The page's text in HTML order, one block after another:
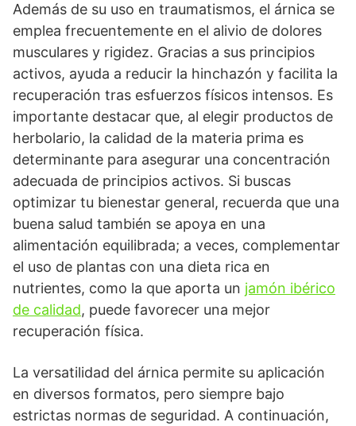
Además de su uso en traumatismos, el árnica se
emplea frecuentemente en el alivio de dolores
musculares y rigidez. Gracias a sus principios
activos, ayuda a reducir la hinchazón y facilita la
recuperación tras esfuerzos físicos intensos. Es
importante destacar que, al elegir productos de
herbolario, la calidad de la materia prima es
determinante para asegurar una concentración
adecuada de principios activos. Si buscas
optimizar tu bienestar general, recuerda que una
buena salud también se apoya en una
alimentación equilibrada; a veces, complementar
el uso de plantas con una dieta rica en
nutrientes, como la que aporta un jamón ibérico
de calidad, puede favorecer una mejor
recuperación física.
La versatilidad del árnica permite su aplicación
en diversos formatos, pero siempre bajo
estrictas normas de seguridad. A continuación,